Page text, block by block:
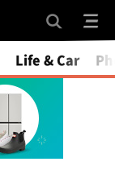
Life & Car